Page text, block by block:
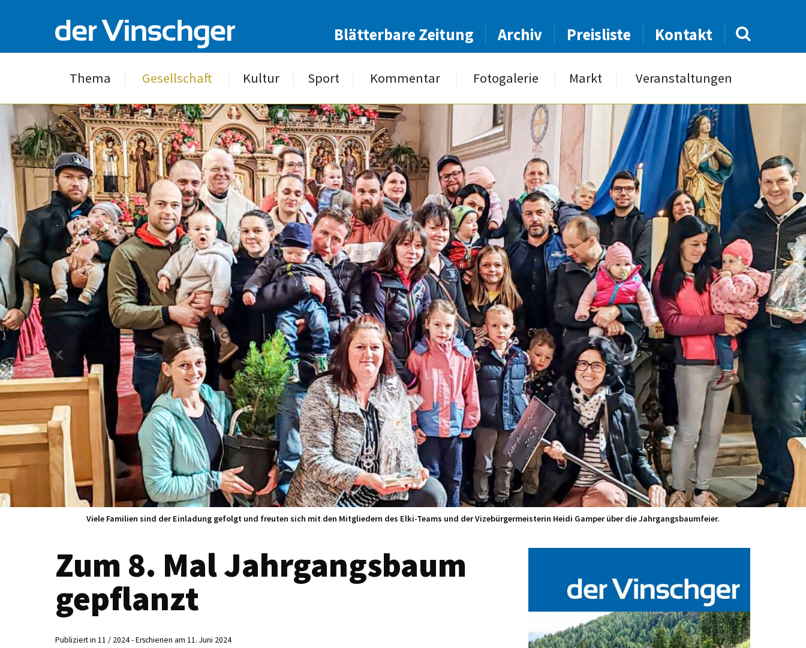
Blätterbare Zeitung Archiv Preisliste Kontakt
Thema Gesellschaft Kultur Sport Kommentar Fotogalerie Markt Veranstaltungen
Viele Familien sind der Einladung gefolgt und freuten sich mit den Mitgliedern des Elki-Teams und der Vizebürgermeisterin Heidi Gamper über die Jahrgangsbaumfeier.
Zum 8. Mal Jahrgangsbaum
gepflanzt
Publiziert in 11 / 2024 - Erschienen am 11. Juni 2024